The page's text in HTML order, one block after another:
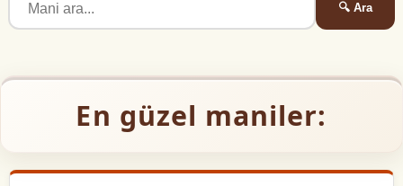
🔍 Ara
En güzel maniler: